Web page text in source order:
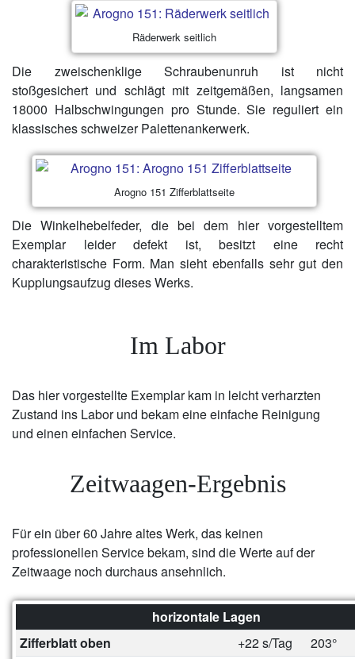
Räderwerk seitlich
Die zweischenklige Schraubenunruh ist nicht
stoßgesichert und schlägt mit zeitgemäßen, langsamen
18000 Halbschwingungen pro Stunde. Sie reguliert ein
klassisches schweizer Palettenankerwerk.
Arogno 151 Zifferblattseite
Die Winkelhebelfeder, die bei dem hier vorgestelltem
Exemplar leider defekt ist, besitzt eine recht
charakteristische Form. Man sieht ebenfalls sehr gut den
Kupplungsaufzug dieses Werks.
Im Labor
Das hier vorgestellte Exemplar kam in leicht verharzten
Zustand ins Labor und bekam eine einfache Reinigung
und einen einfachen Service.
Zeitwaagen-Ergebnis
Für ein über 60 Jahre altes Werk, das keinen
professionellen Service bekam, sind die Werte auf der
Zeitwaage noch durchaus ansehnlich.
horizontale Lagen
Zifferblatt oben
+22 s/Tag
203°